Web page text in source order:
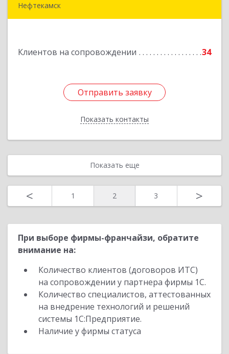
Нефтекамск
Клиентов на сопровождении 34
Отправить заявку
Показать контакты
Подробнее
Отправить заявку
Назад
Показать еще
< 1 2 3 >
При выборе фирмы-франчайзи, обратите
внимание на:
Количество клиентов (договоров ИТС)
на сопровождении у партнера фирмы 1С.
Количество специалистов, аттестованных
на внедрение технологий и решений
системы 1С:Предприятие.
Наличие у фирмы статуса